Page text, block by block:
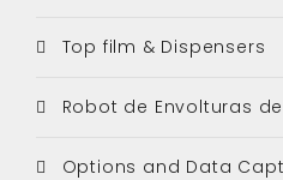
Top film & Dispensers
Robot de Envolturas
Options and Data